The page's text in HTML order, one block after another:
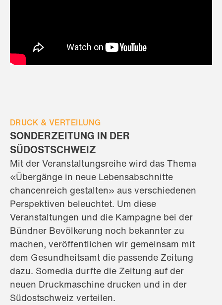
DRUCK & VERTEILUNG
SONDERZEITUNG IN DER
SÜDOSTSCHWEIZ
Mit der Veranstaltungsreihe wird das Thema
«Übergänge in neue Lebensabschnitte
chancenreich gestalten» aus verschiedenen
Perspektiven beleuchtet. Um diese
Veranstaltungen und die Kampagne bei der
Bündner Bevölkerung noch bekannter zu
machen, veröffentlichen wir gemeinsam mit
dem Gesundheitsamt die passende Zeitung
dazu. Somedia durfte die Zeitung auf der
neuen Druckmaschine drucken und in der
Südostschweiz verteilen.